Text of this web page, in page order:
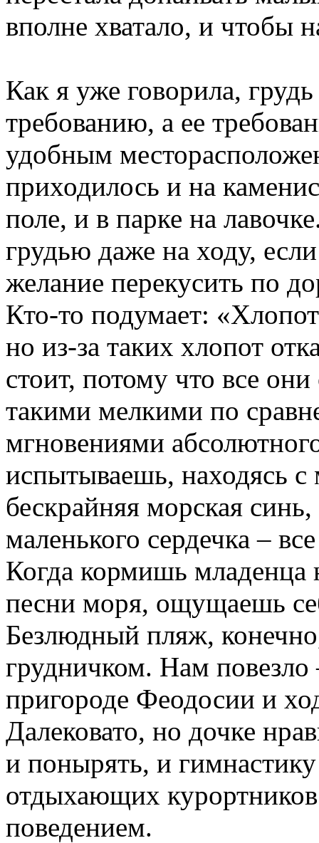
вполне хватало, и чтобы
Как я уже говорила, грудь
требованию, а ее
удобным
приходилось и на
поле, и в парке на лавочке
грудью даже на ходу, если
желание перекусить по
Кто-то подумает: «
но из-за таких хлопот
стоит, потому что все
такими мелкими по
мгновениями
испытываешь, находясь
бескрайняя морская
маленького сердечка –
Когда кормишь младенца
песни моря, ощущаешь
Безлюдный пляж,
грудничком. Нам
пригороде Феодосии и
Далековато, но дочке
и понырять, и
отдыхающих
поведением.